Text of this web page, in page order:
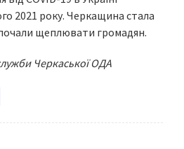
2021 року. Черкащина стала
щеплювати громадян.
Черкаської ОДА
h